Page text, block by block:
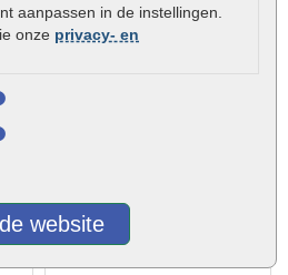
aanpassen in de instellingen.
onze privacy- en
website
- Tuinaarde bemest 40 liter -
60 zakken -